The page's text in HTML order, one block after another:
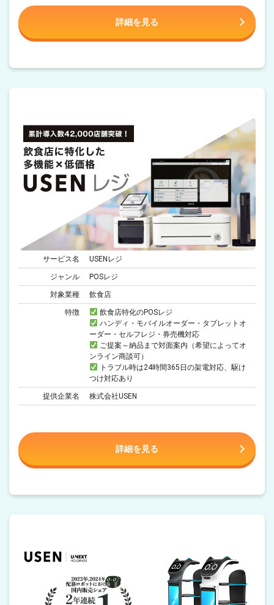
詳細を見る
サービス名 USENレジ
ジャンル POSレジ
対象業種 飲食店
特徴
飲食店特化のPOSレジ
ハンディ・モバイルオーダー・タブレットオ
ーダー・セルフレジ・券売機対応
ご提案～納品まで対面案内（希望によってオ
ンライン商談可）
トラブル時は24時間365日の架電対応、駆け
つけ対応あり
提供企業名 株式会社USEN
詳細を見る